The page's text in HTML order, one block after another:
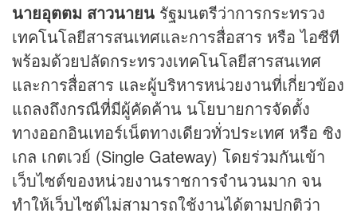
นายอุตตม สาวนายน รัฐมนตรีว่าการกระทรวง
เทคโนโลยีสารสนเทศและการสื่อสาร หรือ ไอซีที
พร้อมด้วยปลัดกระทรวงเทคโนโลยีสารสนเทศ
และการสื่อสาร และผู้บริหารหน่วยงานที่เกี่ยวข้อง
แถลงถึงกรณีที่มีผู้คัดค้าน นโยบายการจัดตั้ง
ทางออกอินเทอร์เน็ตทางเดียวทั่วประเทศ หรือ ซิง
เกล เกตเวย์ (Single Gateway) โดยร่วมกันเข้า
เว็บไซต์ของหน่วยงานราชการจำนวนมาก จน
ทำให้เว็บไซต์ไม่สามารถใช้งานได้ตามปกติว่า